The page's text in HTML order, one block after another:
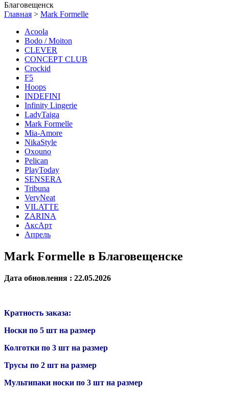
Благовещенск
Главная > Mark Formelle
Acoola
Bodo / Moiton
CLEVER
CONCEPT CLUB
Crockid
F5
Hoops
INDEFINI
Infinity Lingerie
LadyTaiga
Mark Formelle
Mia-Amore
NikaStyle
Oxouno
Pelican
PlayToday
SENSERA
Tribuna
VeryNeat
VILATTE
ZARINA
АксАрт
Апрель
Mark Formelle в Благовещенске
Дата обновления : 22.05.2026
Кратность заказа:
Носки по 5 шт на размер
Колготки по 3 шт на размер
Трусы по 2 шт на размер
Мультипаки носки по 3 шт на размер